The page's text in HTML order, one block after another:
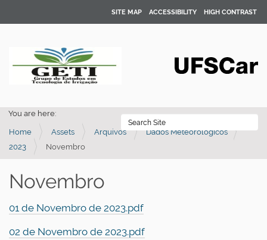
SITE MAP ACCESSIBILITY HIGH CONTRAST
You are here:
Home Assets Arquivos
Dados Meteorologicos
2023
Novembro
Novembro
01 de Novembro de 2023.pdf
02 de Novembro de 2023.pdf